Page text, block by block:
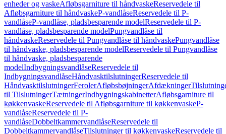
enheder og vaskeAfløbsgarniture til håndvaskeReservedele til
Afløbsgarniture til håndvaskeP-vandlåseReservedele til P-
vandlåseP-vandlåse, pladsbesparende modelReservedele til P-
vandlåse, pladsbesparende modelPungvandlåse til
håndvaskeReservedele til Pungvandlåse til håndvaskePungvandlåse
til håndvaske, pladsbesparende modelReservedele til Pungvandlåse
til håndvaske, pladsbesparende
modelIndbygningsvandlåseReservedele til
IndbygningsvandlåseHåndvasktilslutningerReservedele til
HåndvasktilslutningerFerolerAfløbsbøjningerAfdækninger
til TilslutningerTætningerIndbygningskabinetterAfløbsgarniture til
køkkenvaskeReservedele til Afløbsgarniture til køkkenvaskeP-
vandlåseReservedele til P-
vandlåseDobbeltkammervandlåseReservedele til
DobbeltkammervandlåseTilslutninger til køkkenvaskeReservedele til